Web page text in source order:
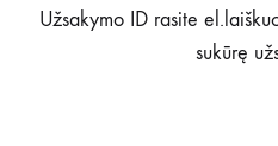
Užsakymo ID rasite
sukūrę